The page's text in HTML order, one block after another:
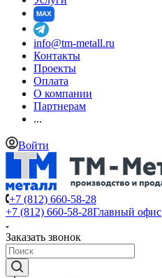
MAX
info@tm-metall.ru
Контакты
Проекты
Оплата
О компании
Партнерам
...
Войти
+7 (812) 660-58-28
+7 (812) 660-58-28Главный офис
Заказать звонок